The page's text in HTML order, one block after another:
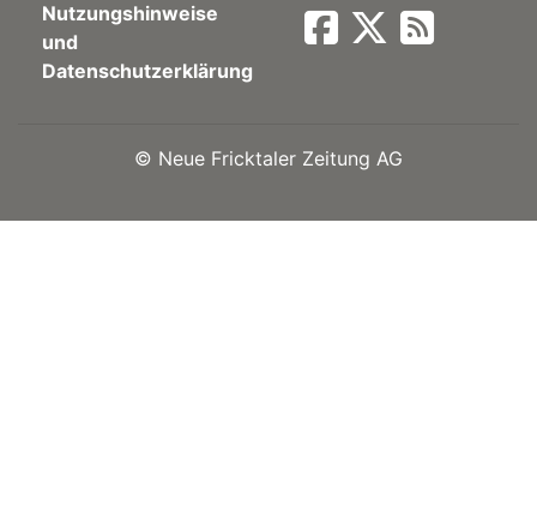
Nutzungshinweise
und
Datenschutzerklärung
© Neue Fricktaler Zeitung AG